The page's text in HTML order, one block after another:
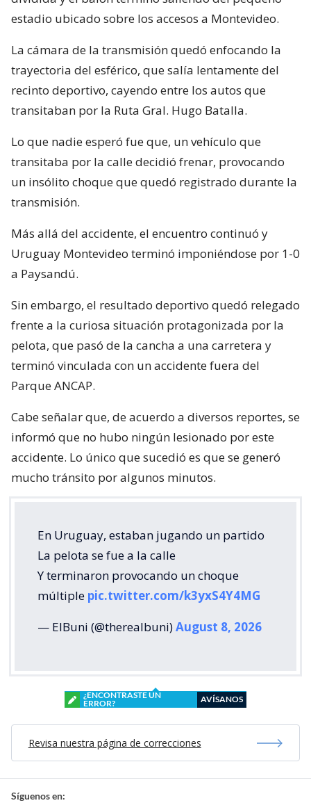
estadio ubicado sobre los accesos a Montevideo.
La cámara de la transmisión quedó enfocando la
trayectoria del esférico, que salía lentamente del
recinto deportivo, cayendo entre los autos que
transitaban por la Ruta Gral. Hugo Batalla.
Lo que nadie esperó fue que, un vehículo que
transitaba por la calle decidió frenar, provocando
un insólito choque que quedó registrado durante la
transmisión.
Más allá del accidente, el encuentro continuó y
Uruguay Montevideo terminó imponiéndose por 1-0
a Paysandú.
Sin embargo, el resultado deportivo quedó relegado
frente a la curiosa situación protagonizada por la
pelota, que pasó de la cancha a una carretera y
terminó vinculada con un accidente fuera del
Parque ANCAP.
Cabe señalar que, de acuerdo a diversos reportes, se
informó que no hubo ningún lesionado por este
accidente. Lo único que sucedió es que se generó
mucho tránsito por algunos minutos.
En Uruguay, estaban jugando un partido
La pelota se fue a la calle
Y terminaron provocando un choque
múltiple pic.twitter.com/k3yxS4Y4MG
— ElBuni (@therealbuni)August 8, 2026
¿ENCONTRASTE UN
ERROR?
AVÍSANOS
Revisa nuestra página de correcciones
Síguenos en: